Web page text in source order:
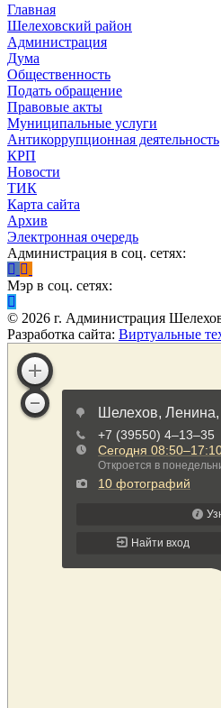
Главная
Шелеховский район
Администрация
Дума
Общественность
Подать обращение
Правовые акты
Муниципальные услуги
Антикоррупционная деятельность
КРП
Новости
ТИК
Карта сайта
Архив
Электронная очередь
Администрация в соц. сетях:
Мэр в соц. сетях:
© 2026 г. Администрация
Разработка сайта: Виртуальные